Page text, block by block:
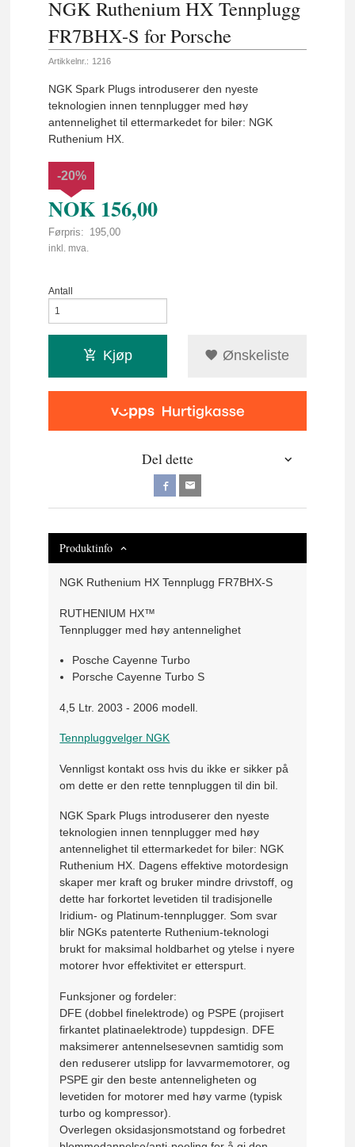
NGK Ruthenium HX Tennplugg
FR7BHX-S for Porsche
Artikkelnr.: 1216
NGK Spark Plugs introduserer den nyeste
teknologien innen tennplugger med høy
antennelighet til ettermarkedet for biler: NGK
Ruthenium HX.
NOK 156,00
Førpris: 195,00
Rabatt
-20%
inkl. mva.
Antall
Kjøp Ønskeliste
Del dette
Produktinfo
NGK Ruthenium HX Tennplugg FR7BHX-S
RUTHENIUM HX™
Tennplugger med høy antennelighet
Posche Cayenne Turbo
Porsche Cayenne Turbo S
4,5 Ltr. 2003 - 2006 modell.
Tennpluggvelger NGK
Vennligst kontakt oss hvis du ikke er sikker på
om dette er den rette tennpluggen til din bil.
NGK Spark Plugs introduserer den nyeste
teknologien innen tennplugger med høy
antennelighet til ettermarkedet for biler: NGK
Ruthenium HX. Dagens effektive motordesign
skaper mer kraft og bruker mindre drivstoff, og
dette har forkortet levetiden til tradisjonelle
Iridium- og Platinum-tennplugger. Som svar
blir NGKs patenterte Ruthenium-teknologi
brukt for maksimal holdbarhet og ytelse i nyere
motorer hvor effektivitet er etterspurt.
Funksjoner og fordeler:
DFE (dobbel finelektrode) og PSPE (projisert
firkantet platinaelektrode) tuppdesign. DFE
maksimerer antennelsesevnen samtidig som
den reduserer utslipp for lavvarmemotorer, og
PSPE gir den beste antenneligheten og
levetiden for motorer med høy varme (typisk
turbo og kompressor).
Overlegen oksidasjonsmotstand og forbedret